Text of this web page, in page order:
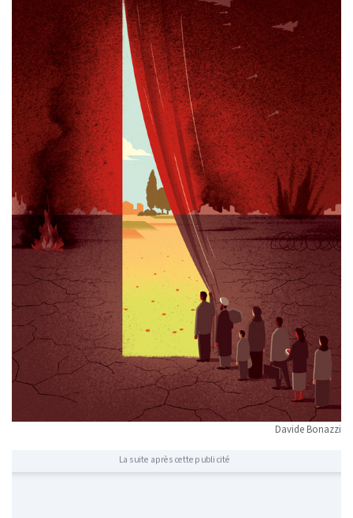
Davide Bonazzi
La suite après cette publicité